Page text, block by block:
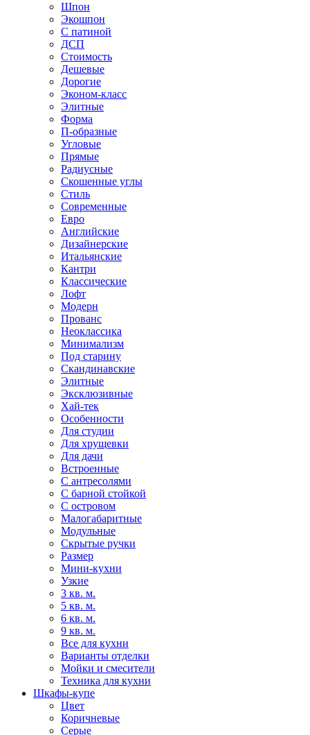
Шпон
Экошпон
С патиной
ДСП
Стоимость
Дешевые
Дорогие
Эконом-класс
Элитные
Форма
П-образные
Угловые
Прямые
Радиусные
Скошенные углы
Стиль
Современные
Евро
Английские
Дизайнерские
Итальянские
Кантри
Классические
Лофт
Модерн
Прованс
Неоклассика
Минимализм
Под старину
Скандинавские
Элитные
Эксклюзивные
Хай-тек
Особенности
Для студии
Для хрущевки
Для дачи
Встроенные
С антресолями
С барной стойкой
С островом
Малогабаритные
Модульные
Скрытые ручки
Размер
Мини-кухни
Узкие
3 кв. м.
5 кв. м.
6 кв. м.
9 кв. м.
Все для кухни
Варианты отделки
Мойки и смесители
Техника для кухни
Шкафы-купе
Цвет
Коричневые
Серые